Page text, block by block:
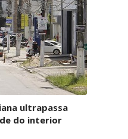
ultrapassa
do interior